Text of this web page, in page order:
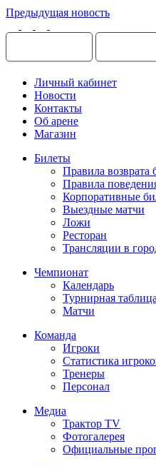
Предыдущая новость
Личный кабинет
Новости
Контакты
Об арене
Магазин
Билеты
Правила возврата
Правила
Корпоративные
Выездные матчи
Ложи
Ресторан
Трансляции в
Чемпионат
Календарь
Турнирная таблица
Матчи
Команда
Игроки
Статистика
Тренеры
Персонал
Медиа
Трактор TV
Фотогалерея
Официальные